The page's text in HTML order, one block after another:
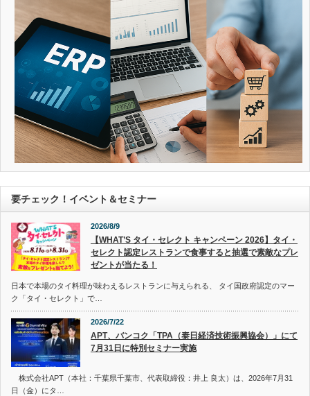
要チェック！イベント＆セミナー
2026/8/9
【WHAT’S タイ・セレクト キャンペーン 2026】タイ・
セレクト認定レストランで食事すると抽選で素敵なプレ
ゼントが当たる！
日本で本場のタイ料理が味わえるレストランに与えられる、 タイ国政府認定のマー
ク「タイ・セレクト」で…
2026/7/22
APT、バンコク「TPA（泰日経済技術振興協会）」にて
7月31日に特別セミナー実施
株式会社APT（本社：千葉県千葉市、代表取締役：井上 良太）は、2026年7月31
日（金）にタ…